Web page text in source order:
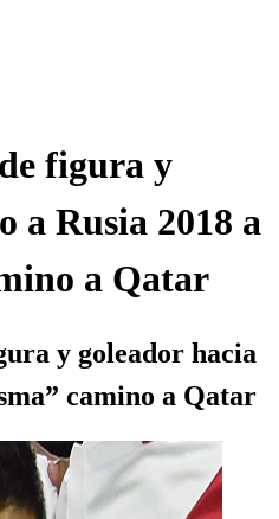
figura y
a Rusia 2018 a
a Qatar
y goleador hacia
camino a Qatar